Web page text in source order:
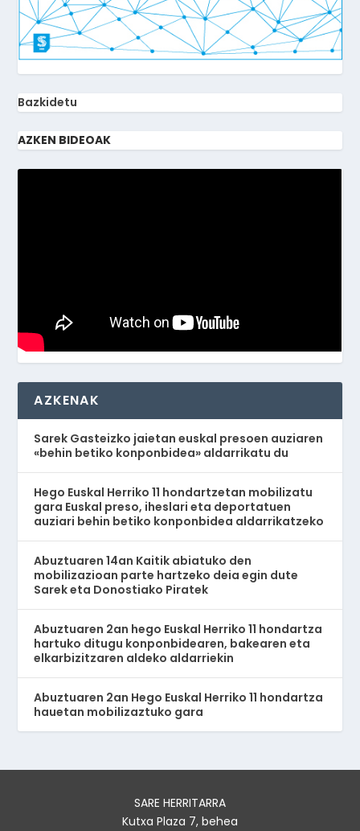
Bazkidetu
AZKEN BIDEOAK
AZKENAK
Sarek Gasteizko jaietan euskal presoen auziaren
«behin betiko konponbidea» aldarrikatu du
Hego Euskal Herriko 11 hondartzetan mobilizatu
gara Euskal preso, iheslari eta deportatuen
auziari behin betiko konponbidea aldarrikatzeko
Abuztuaren 14an Kaitik abiatuko den
mobilizazioan parte hartzeko deia egin dute
Sarek eta Donostiako Piratek
Abuztuaren 2an hego Euskal Herriko 11 hondartza
hartuko ditugu konponbidearen, bakearen eta
elkarbizitzaren aldeko aldarriekin
Abuztuaren 2an Hego Euskal Herriko 11 hondartza
hauetan mobilizaztuko gara
SARE HERRITARRA
Kutxa Plaza 7, behea